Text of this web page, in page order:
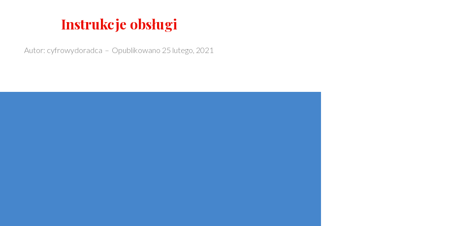
Instrukcje obsługi
Autor: cyfrowydoradca – Opublikowano 25 lutego, 2021